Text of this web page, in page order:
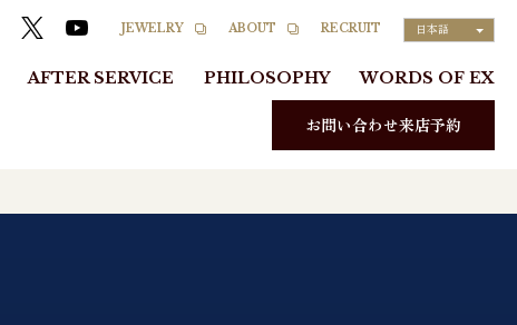
JEWELRY ABOUT RECRUIT 日本語
AFTER SERVICE PHILOSOPHY WORDS OF EX
お問い合わせ来店予約